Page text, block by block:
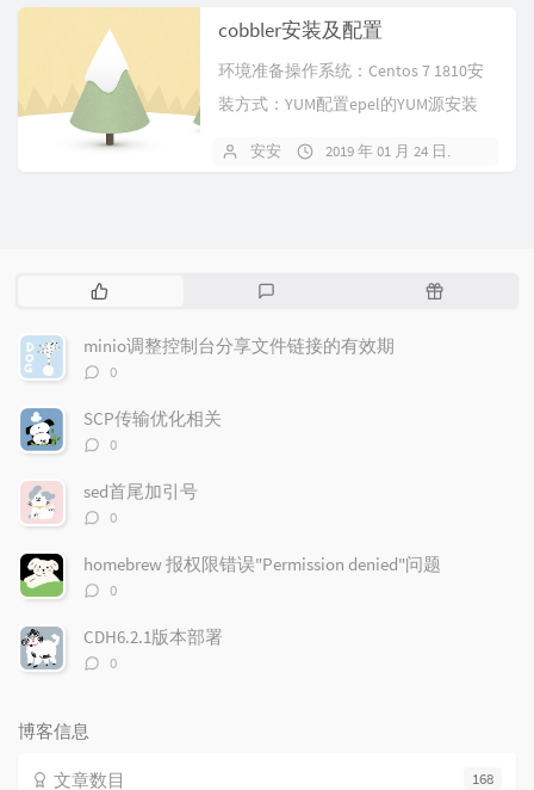
cobbler安装及配置
环境准备操作系统：Centos 7 1810安
装方式：YUM配置epel的YUM源安装
安安 2019 年 01 月 24 日
热
文
章
评
随
minio调整控制台分享文件链接的有效期
评
数：
0
SCP传输优化相关
评
数：
0
sed首尾加引号
评
数：
0
homebrew 报权限错误"Permission denied"问题
评
数：
0
CDH6.2.1版本部署
评
0
博客信息
168
文章数目